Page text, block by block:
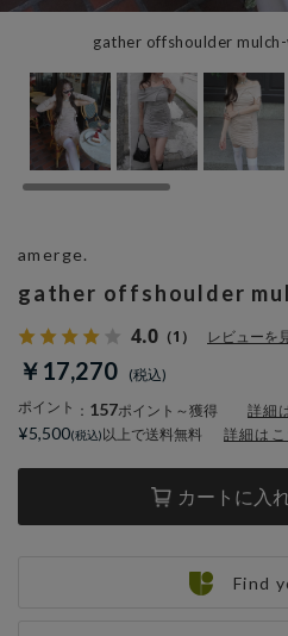
gather offshoulder
gather offshoulder
4.0 （1） レビューを
￥17,270
ポイント ： 157ポイント～獲得 詳細
カートに入
amerge.
¥5,500 以上で送料無料 詳細はこ
Find